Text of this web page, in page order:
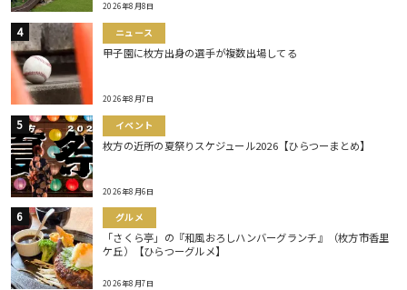
2026年8月8日
ニュース
甲子園に枚方出身の選手が複数出場してる
2026年8月7日
イベント
枚方の近所の夏祭りスケジュール2026【ひらつーまとめ】
2026年8月6日
グルメ
「さくら亭」の『和風おろしハンバーグランチ』（枚方市香里
ケ丘）【ひらつーグルメ】
2026年8月7日